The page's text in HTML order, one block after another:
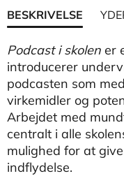
BESKRIVELSE
Podcast i skolen er
introducerer
podcasten som
virkemidler og
Arbejdet med
centralt i alle
mulighed for at
indflydelse.